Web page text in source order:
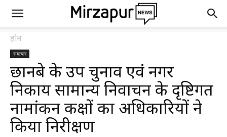
होम
समाचार
छानबे के उप चुनाव एवं नगर
निकाय सामान्य निर्वाचन के दृष्टिगत
नामांकन कक्षों का अधिकारियों ने
किया निरीक्षण